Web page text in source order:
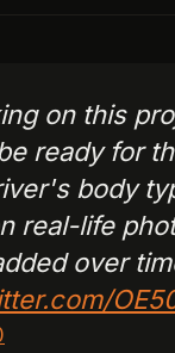
on this
ready for
body
real-life
over